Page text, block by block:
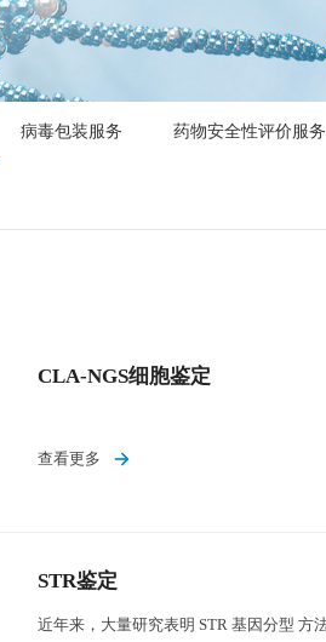
病毒包装服务 药物安全性评价服务
CLA-NGS细胞鉴定
查看更多
STR鉴定